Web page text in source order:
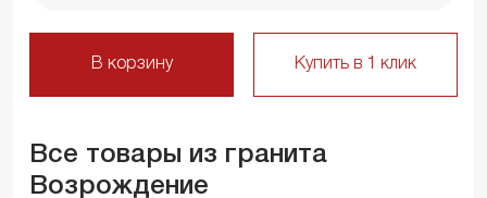
В корзину Купить в 1 клик
Все товары из гранита
Возрождение